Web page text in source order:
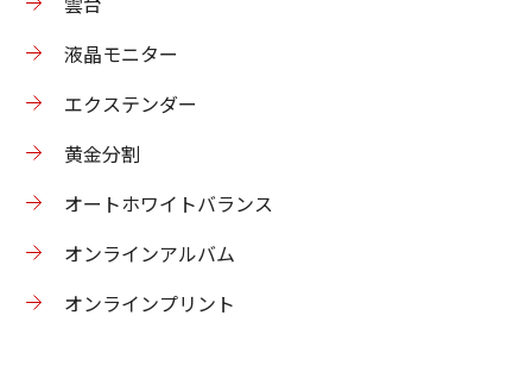
液晶モニター
エクステンダー
黄金分割
オートホワイトバランス
オンラインアルバム
オンラインプリント